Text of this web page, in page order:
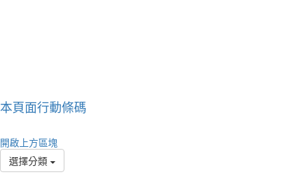
本頁面行動條碼
開啟上方區塊
選擇分類